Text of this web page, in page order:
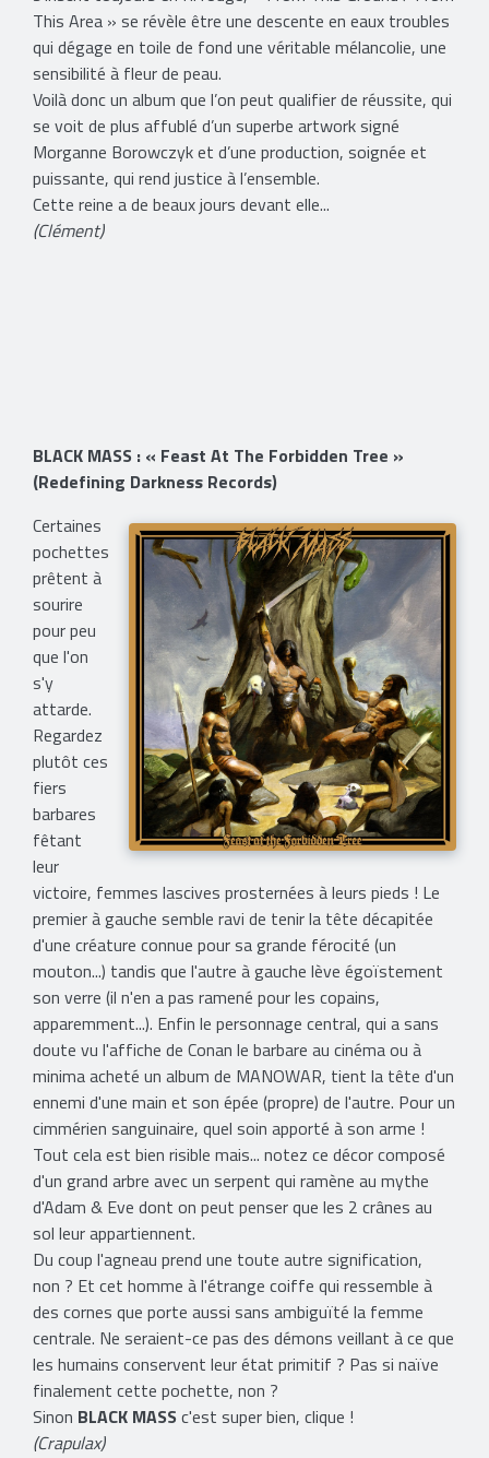
This Area » se révèle être une descente en eaux troubles
qui dégage en toile de fond une véritable mélancolie, une
sensibilité à fleur de peau.
Voilà donc un album que l’on peut qualifier de réussite, qui
se voit de plus affublé d’un superbe artwork signé
Morganne Borowczyk et d’une production, soignée et
puissante, qui rend justice à l’ensemble.
Cette reine a de beaux jours devant elle...
(Clément)
BLACK MASS : « Feast At The Forbidden Tree »
(Redefining Darkness Records)
Certaines
pochettes
prêtent à
sourire
pour peu
que l'on
s'y
attarde.
Regardez
plutôt ces
fiers
barbares
fêtant
leur
victoire, femmes lascives prosternées à leurs pieds ! Le
premier à gauche semble ravi de tenir la tête décapitée
d'une créature connue pour sa grande férocité (un
mouton...) tandis que l'autre à gauche lève égoïstement
son verre (il n'en a pas ramené pour les copains,
apparemment...). Enfin le personnage central, qui a sans
doute vu l'affiche de Conan le barbare au cinéma ou à
minima acheté un album de MANOWAR, tient la tête d'un
ennemi d'une main et son épée (propre) de l'autre. Pour un
cimmérien sanguinaire, quel soin apporté à son arme !
Tout cela est bien risible mais... notez ce décor composé
d'un grand arbre avec un serpent qui ramène au mythe
d'Adam & Eve dont on peut penser que les 2 crânes au
sol leur appartiennent.
Du coup l'agneau prend une toute autre signification,
non ? Et cet homme à l'étrange coiffe qui ressemble à
des cornes que porte aussi sans ambiguïté la femme
centrale. Ne seraient-ce pas des démons veillant à ce que
les humains conservent leur état primitif ? Pas si naïve
finalement cette pochette, non ?
Sinon BLACK MASSc'est super bien, clique !
(Crapulax)